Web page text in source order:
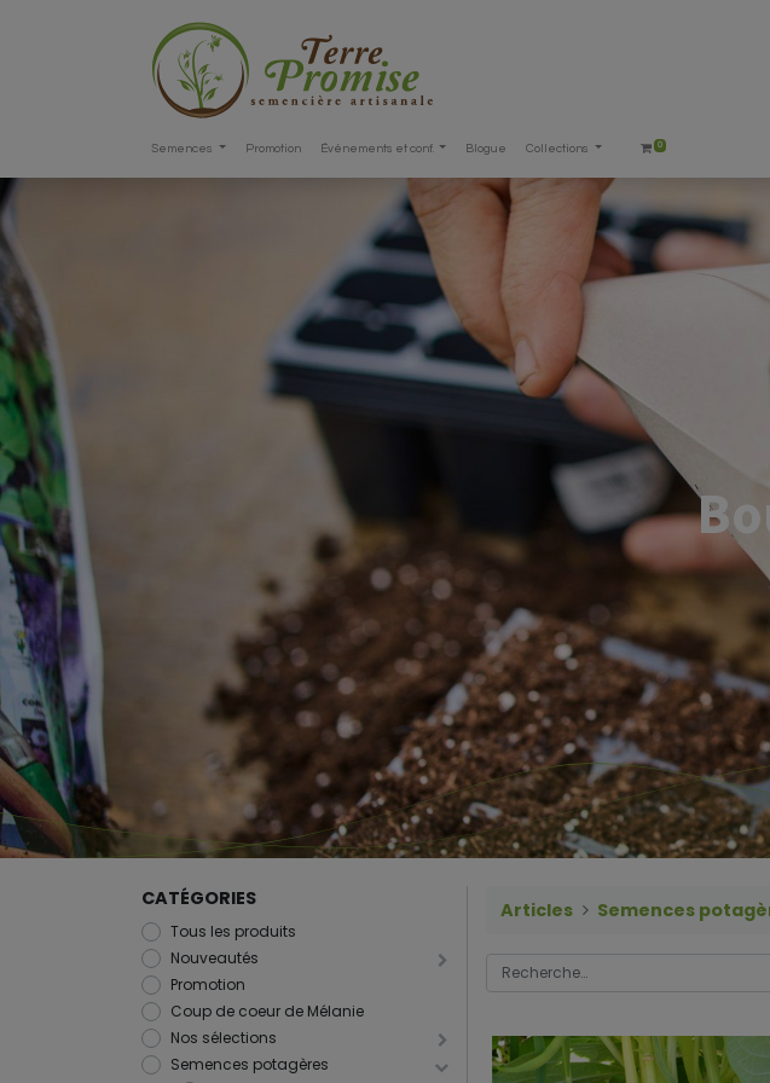
Semences Promotion Événements et conf. Blogue Collections 0
CATÉGORIES
Tous les produits
Nouveautés
Promotion
Coup de coeur de Mélanie
Nos sélections
Semences potagères
Articles Semences